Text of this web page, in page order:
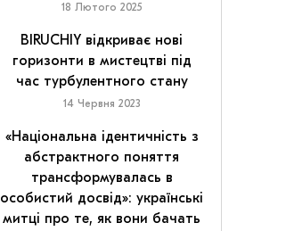
18 Лютого 2025
BIRUCHIY відкриває нові
горизонти в мистецтві під
час турбулентного стану
14 Червня 2023
«Національна ідентичність з
абстрактного поняття
трансформувалась в
особистий досвід»: українські
митці про те, як вони бачать